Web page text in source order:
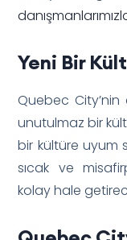
Yeni Bir
Quebec City’nin
unutulmaz bir
bir kültüre uyum
sıcak ve
kolay hale